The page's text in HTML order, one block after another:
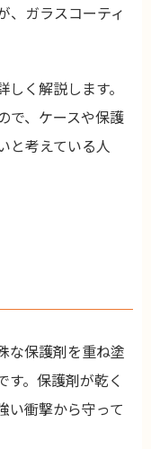
、ガラスコーティ
く解説します。
で、ケースや保護
と考えている人
な保護剤を重ね塗
す。保護剤が乾く
い衝撃から守って